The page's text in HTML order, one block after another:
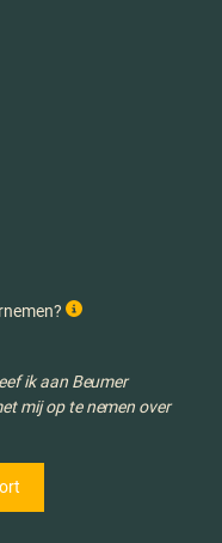
ik aan Beumer
mij op te nemen over